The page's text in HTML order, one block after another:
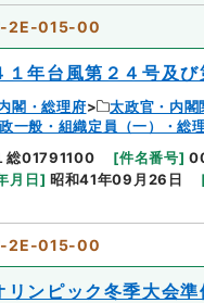
-2E-015-00
１年台風第２４号及
閣・総理府 太政官・内閣
一般・組織定員（一）・総
総01791100 [件名番号]
月日] 昭和41年09月26日
-2E-015-00
リンピック冬季大会